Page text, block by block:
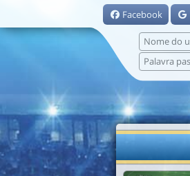
Facebook